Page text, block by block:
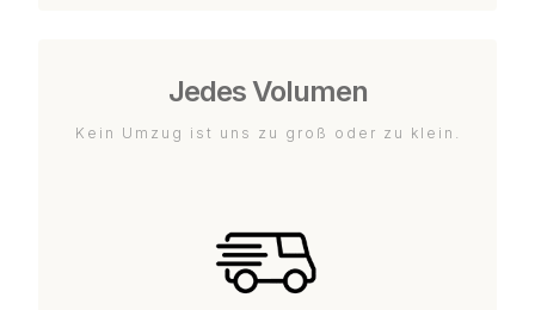
Jedes Volumen
Kein Umzug ist uns zu groß oder zu klein.